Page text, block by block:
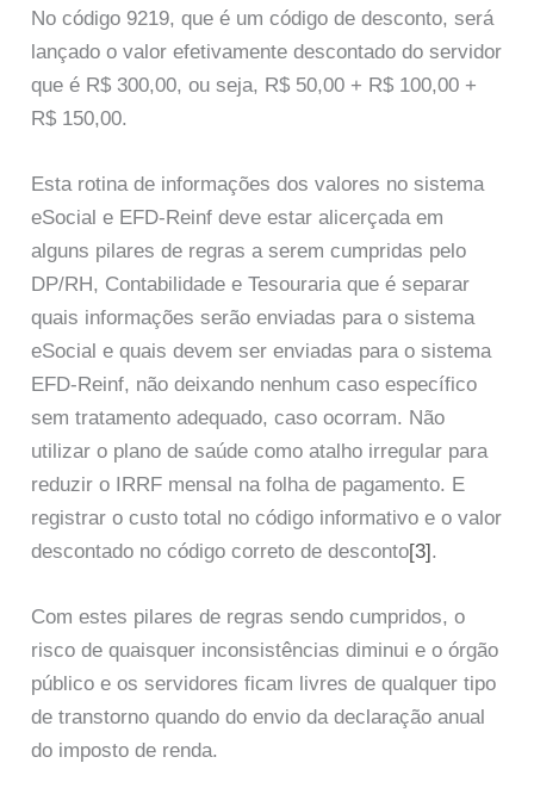
No código 9219, que é um código de desconto, será
lançado o valor efetivamente descontado do servidor
que é R$ 300,00, ou seja, R$ 50,00 + R$ 100,00 +
R$ 150,00.
Esta rotina de informações dos valores no sistema
eSocial e EFD-Reinf deve estar alicerçada em
alguns pilares de regras a serem cumpridas pelo
DP/RH, Contabilidade e Tesouraria que é separar
quais informações serão enviadas para o sistema
eSocial e quais devem ser enviadas para o sistema
EFD-Reinf, não deixando nenhum caso específico
sem tratamento adequado, caso ocorram. Não
utilizar o plano de saúde como atalho irregular para
reduzir o IRRF mensal na folha de pagamento. E
registrar o custo total no código informativo e o valor
descontado no código correto de desconto[3].
Com estes pilares de regras sendo cumpridos, o
risco de quaisquer inconsistências diminui e o órgão
público e os servidores ficam livres de qualquer tipo
de transtorno quando do envio da declaração anual
do imposto de renda.